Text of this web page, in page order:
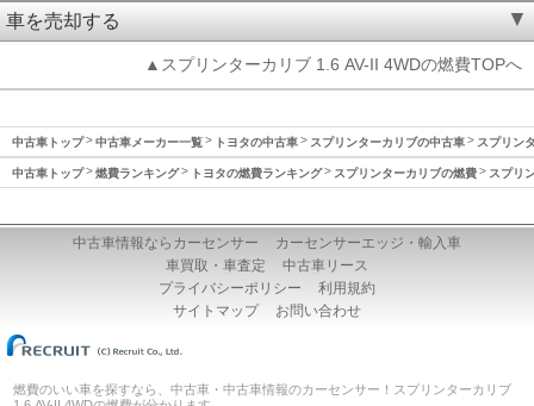
車を売却する
▲スプリンターカリブ 1.6 AV-II 4WDの燃費TOPへ
中古車トップ 中古車メーカー一覧 トヨタの中古車 スプリンターカリブの中古車 スプリン
中古車トップ 燃費ランキング トヨタの燃費ランキング スプリンターカリブの燃費 スプリ
中古車情報ならカーセンサー
カーセンサーエッジ・輸入車
車買取・車査定
中古車リース
プライバシーポリシー
利用規約
サイトマップ
お問い合わせ
燃費のいい車を探すなら、中古車・中古車情報のカーセンサー！スプリンターカリブ